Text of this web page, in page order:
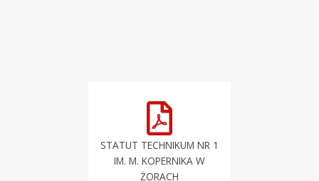
STATUT TECHNIKUM NR 1
IM. M. KOPERNIKA W
ŻORACH